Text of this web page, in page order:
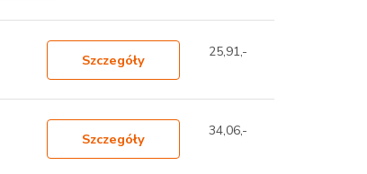
Szczegóły 25,91,-
Szczegóły 34,06,-